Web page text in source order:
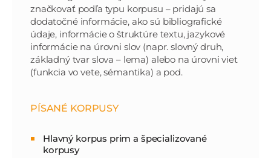
značkovať podľa typu korpusu – pridajú sa
dodatočné informácie, ako sú bibliografické
údaje, informácie o štruktúre textu, jazykové
informácie na úrovni slov (napr. slovný druh,
základný tvar slova – lema) alebo na úrovni viet
(funkcia vo vete, sémantika) a pod.
PÍSANÉ KORPUSY
Hlavný korpus prim a špecializované
korpusy